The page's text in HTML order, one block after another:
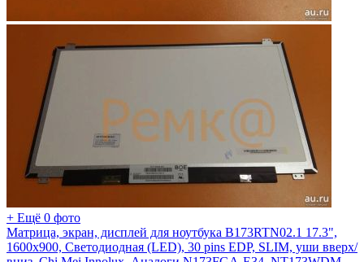
+ Ещё 0 фото
Матрица, экран, дисплей для ноутбука B173RTN02.1 17.3",
1600x900, Светодиодная (LED), 30 pins EDP, SLIM, уши вверх/